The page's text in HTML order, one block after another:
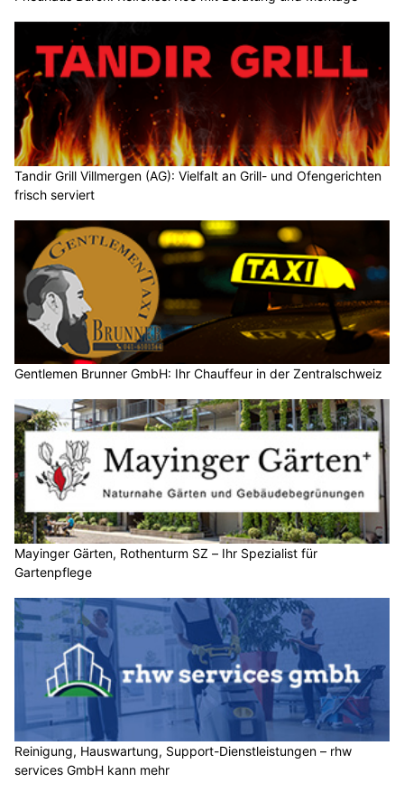
Tandir Grill Villmergen (AG): Vielfalt an Grill- und Ofengerichten
frisch serviert
Gentlemen Brunner GmbH: Ihr Chauffeur in der Zentralschweiz
Mayinger Gärten, Rothenturm SZ – Ihr Spezialist für
Gartenpflege
Reinigung, Hauswartung, Support-Dienstleistungen – rhw
services GmbH kann mehr